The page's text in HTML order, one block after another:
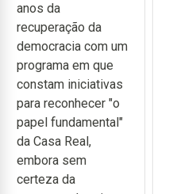
anos da
recuperação da
democracia com um
programa em que
constam iniciativas
para reconhecer "o
papel fundamental"
da Casa Real,
embora sem
certeza da